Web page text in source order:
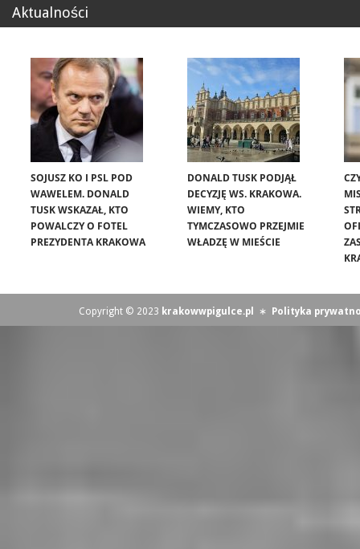
Aktualności
SOJUSZ KO I PSL POD
WAWELEM. DONALD
TUSK WSKAZAŁ, KTO
POWALCZY O FOTEL
PREZYDENTA KRAKOWA
DONALD TUSK PODJĄŁ
DECYZJĘ WS. KRAKOWA.
WIEMY, KTO
TYMCZASOWO PRZEJMIE
WŁADZĘ W MIEŚCIE
Copyright © 2023 krakowwpigulce.pl ∗ Polityka